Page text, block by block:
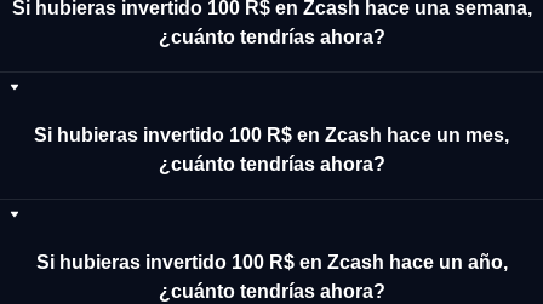
Si hubieras invertido 100 R$ en Zcash hace una semana,
¿cuánto tendrías ahora?
Si hubieras invertido 100 R$ en Zcash hace un mes,
¿cuánto tendrías ahora?
Si hubieras invertido 100 R$ en Zcash hace un año,
¿cuánto tendrías ahora?